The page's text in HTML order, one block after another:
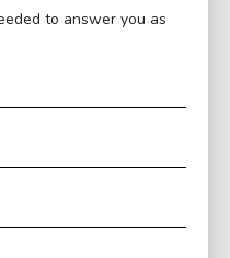
to answer you as